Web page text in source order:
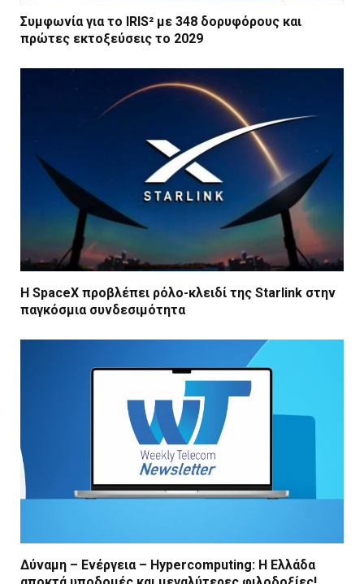
Συμφωνία για το IRIS² με 348 δορυφόρους και
πρώτες εκτοξεύσεις το 2029
Η SpaceX προβλέπει ρόλο-κλειδί της Starlink στην
παγκόσμια συνδεσιμότητα
Δύναμη – Ενέργεια – Ηypercomputing: Η Ελλάδα